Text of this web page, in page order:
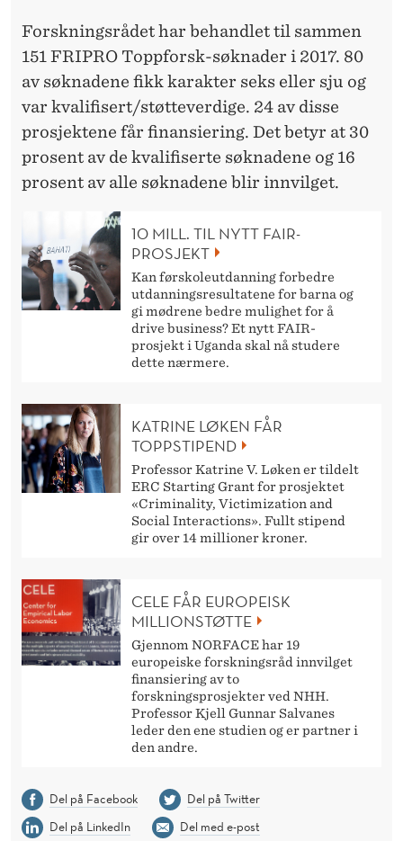
Forskningsrådet har behandlet til sammen
151 FRIPRO Toppforsk-søknader i 2017. 80
av søknadene fikk karakter seks eller sju og
var kvalifisert/støtteverdige. 24 av disse
prosjektene får finansiering. Det betyr at 30
prosent av de kvalifiserte søknadene og 16
prosent av alle søknadene blir innvilget.
10 MILL. TIL NYTT FAIR-
PROSJEKT
Kan førskoleutdanning forbedre
utdanningsresultatene for barna og
gi mødrene bedre mulighet for å
drive business? Et nytt FAIR-
prosjekt i Uganda skal nå studere
dette nærmere.
KATRINE LØKEN FÅR
TOPPSTIPEND
Professor Katrine V. Løken er tildelt
ERC Starting Grant for prosjektet
«Criminality, Victimization and
Social Interactions». Fullt stipend
gir over 14 millioner kroner.
CELE FÅR EUROPEISK
MILLIONSTØTTE
Gjennom NORFACE har 19
europeiske forskningsråd innvilget
finansiering av to
forskningsprosjekter ved NHH.
Professor Kjell Gunnar Salvanes
leder den ene studien og er partner i
den andre.
Del på Facebook
Del på Twitter
Del på LinkedIn
Del med e-post